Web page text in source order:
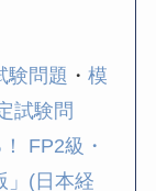
験問題 ・模
試験問
！ FP2級・
」(日本経